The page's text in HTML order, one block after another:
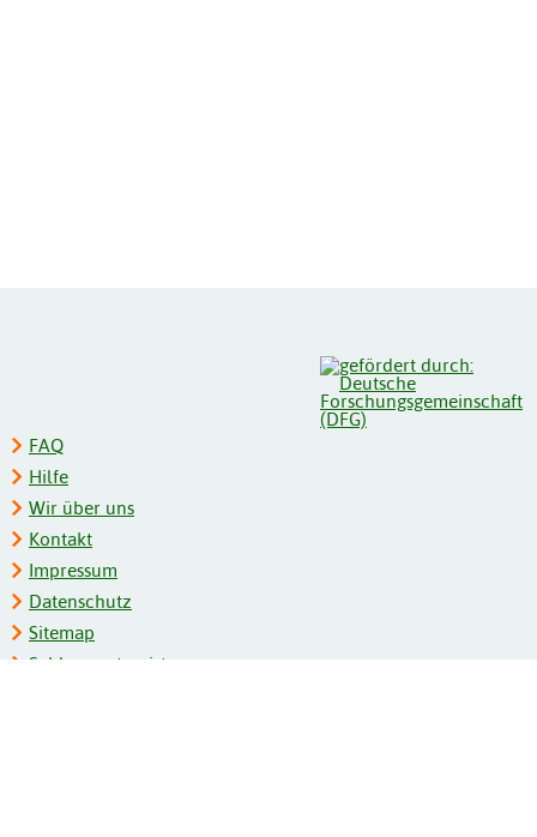
FAQ
Hilfe
Wir über uns
Kontakt
Impressum
Datenschutz
Sitemap
Schlagwortregister